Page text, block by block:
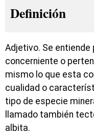
Definición
Adjetivo. Se
concerniente o
mismo lo que esta
cualidad o
tipo de especie
llamado también
albita.